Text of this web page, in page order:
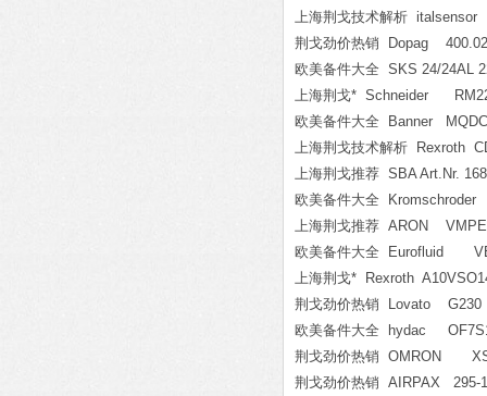
上海荆戈技术解析 italsensor
荆戈劲价热销 Dopag
欧美备件大全 SKS 24/24AL
上海荆戈* Schneider
欧美备件大全 Banner
上海荆戈技术解析 Rexroth
上海荆戈推荐 SBA Art.Nr.
欧美备件大全
上海荆戈推荐 ARON
欧美备件大全 Eurofluid
上海荆戈* Rexroth
荆戈劲价热销 Lovato G230
欧美备件大全 hydac
荆戈劲价热销 OMRON
荆戈劲价热销 AIRPAX 295-